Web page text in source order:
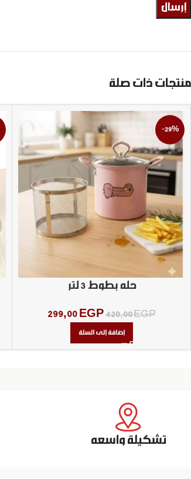
منتجات ذات صلة
-29%
حله بطوط 3 لتر
420,00EGP
299,00 EGP
إضافة إلى السلة
تشكيلة واسعه